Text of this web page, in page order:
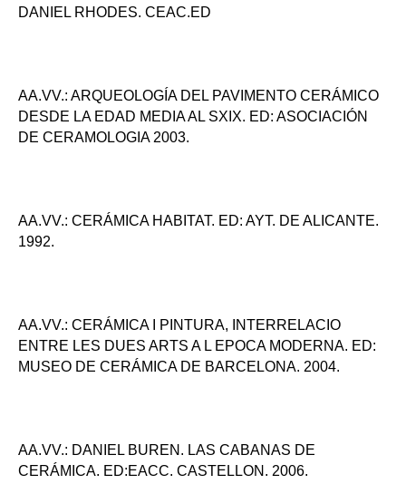
DANIEL RHODES. CEAC.ED
AA.VV.: ARQUEOLOGÍA DEL PAVIMENTO CERÁMICO
DESDE LA EDAD MEDIA AL SXIX. ED: ASOCIACIÓN
DE CERAMOLOGIA 2003.
AA.VV.: CERÁMICA HABITAT. ED: AYT. DE ALICANTE.
1992.
AA.VV.: CERÁMICA I PINTURA, INTERRELACIO
ENTRE LES DUES ARTS A L EPOCA MODERNA. ED:
MUSEO DE CERÁMICA DE BARCELONA. 2004.
AA.VV.: DANIEL BUREN. LAS CABANAS DE
CERÁMICA. ED:EACC. CASTELLON. 2006.